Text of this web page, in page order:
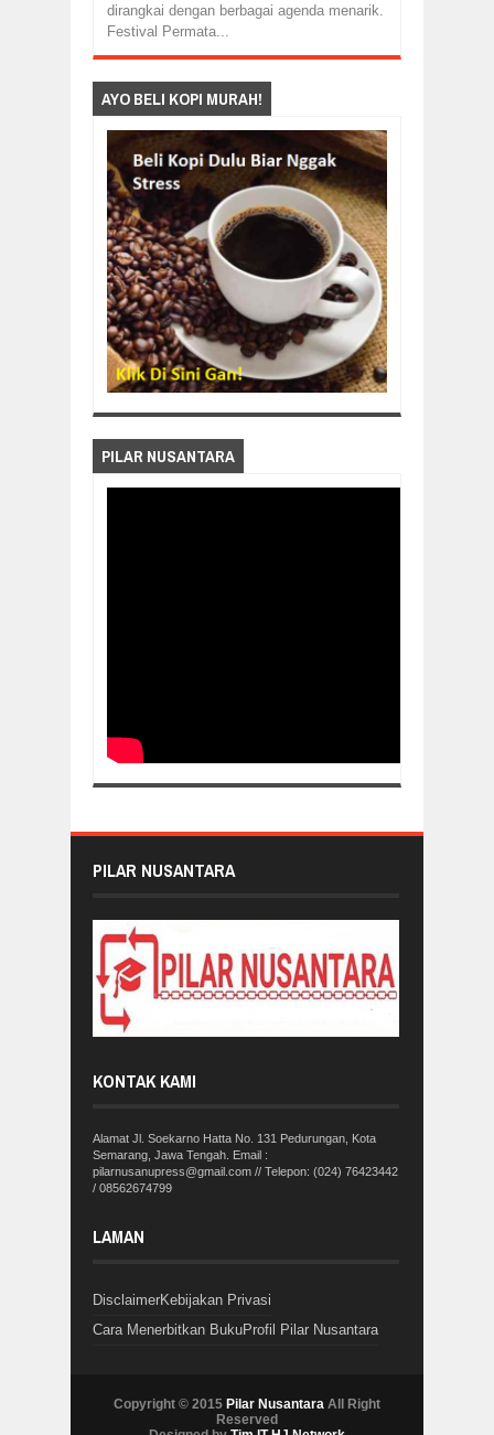
dirangkai dengan berbagai agenda menarik.
Festival Permata...
AYO BELI KOPI MURAH!
PILAR NUSANTARA
PILAR NUSANTARA
KONTAK KAMI
Alamat Jl. Soekarno Hatta No. 131 Pedurungan, Kota
Semarang, Jawa Tengah. Email :
pilarnusanupress@gmail.com // Telepon: (024) 76423442
/ 08562674799
LAMAN
DisclaimerKebijakan Privasi
Cara Menerbitkan BukuProfil Pilar Nusantara
Copyright © 2015 Pilar Nusantara All Right
Reserved